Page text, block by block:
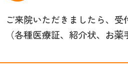
ご来院いただきましたら、受
（各種医療証、紹介状、お